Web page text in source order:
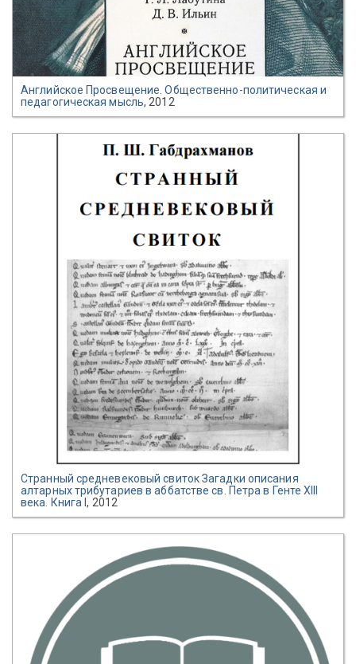
Английское Просвещение. Общественно-политическая и
педагогическая мысль, 2012
Странный средневековый свиток Загадки описания
алтарных трибутариев в аббатстве св. Петра в Генте XIII
века. Книга I, 2012